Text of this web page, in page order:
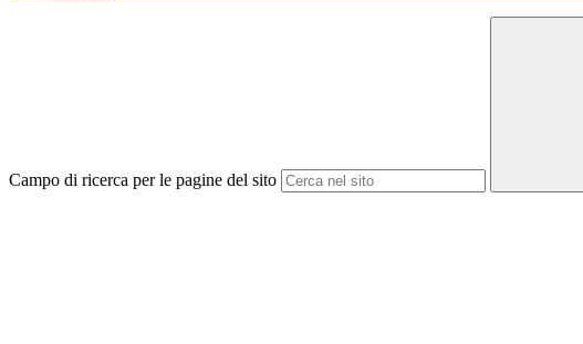
Campo di ricerca per le pagine del sito